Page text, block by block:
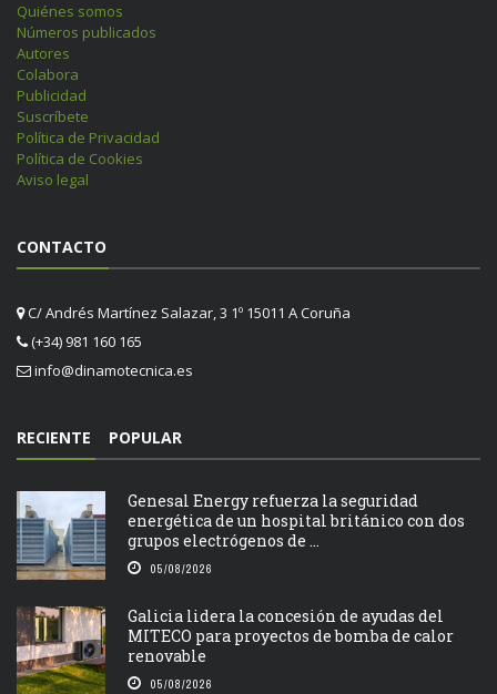
Quiénes somos
Números publicados
Autores
Colabora
Publicidad
Suscríbete
Política de Privacidad
Política de Cookies
Aviso legal
CONTACTO
C/ Andrés Martínez Salazar, 3 1º 15011 A Coruña
(+34) 981 160 165
info@dinamotecnica.es
RECIENTE POPULAR
Genesal Energy refuerza la seguridad
energética de un hospital británico con dos
grupos electrógenos de ...
05/08/2026
Galicia lidera la concesión de ayudas del
MITECO para proyectos de bomba de calor
renovable
05/08/2026